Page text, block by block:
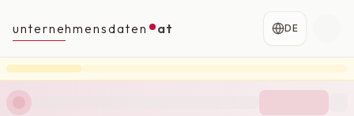
unternehmensdaten at DE